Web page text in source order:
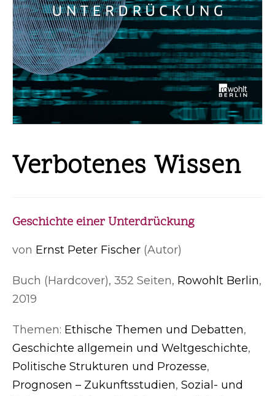
Verbotenes Wissen
Geschichte einer Unterdrückung
von Ernst Peter Fischer (Autor)
Buch (Hardcover), 352 Seiten, Rowohlt Berlin,
2019
Themen: Ethische Themen und Debatten,
Geschichte allgemein und Weltgeschichte,
Politische Strukturen und Prozesse,
Prognosen – Zukunftsstudien, Sozial- und